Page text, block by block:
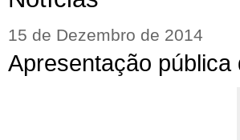
15 de Dezembro de 2014
Apresentação pública